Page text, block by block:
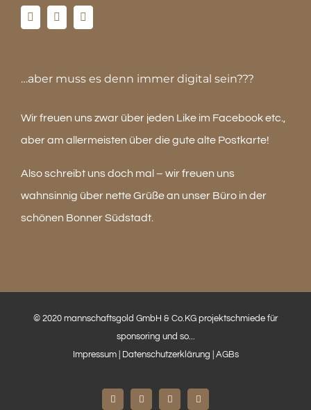
…aber muss es denn immer digital sein???
Wir freuen uns zwar über jeden Like im Facebook etc.,
aber am allermeisten über die gute alte Postkarte!
Also schreibt uns doch mal – wir freuen uns
wahnsinnig über nette Grüße an unser Büro in der
schönen Bonner Südstadt.
© 2020 mannschaftsgold GmbH & Co.KG projektschmiede für
sponsoring und so...
Impressum| Datenschutzerklärung AGBs
FacebookInstagramLinkedIn
E-